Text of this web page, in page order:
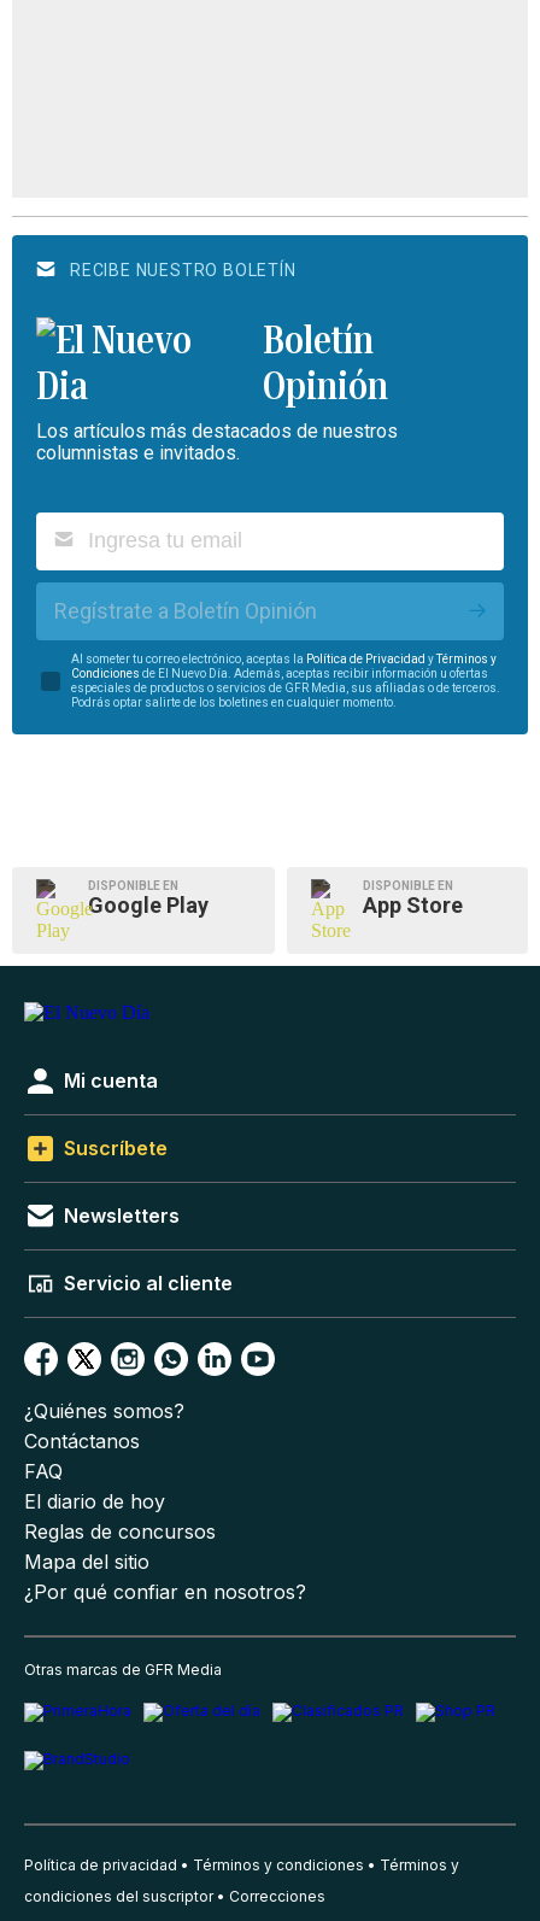
RECIBE NUESTRO BOLETÍN
Boletín
Opinión
Los artículos más destacados de nuestros
columnistas e invitados.
Regístrate a Boletín Opinión
Al someter tu correo electrónico, aceptas la Política de Privacidad yTérminos y
Condiciones de El Nuevo Día. Además, aceptas recibir información u ofertas
especiales de productos o servicios de GFR Media, sus afiliadas o de terceros.
Podrás optar salirte de los boletines en cualquier momento.
DISPONIBLE EN
Google Play
DISPONIBLE EN
App Store
Mi cuenta
Suscríbete
Newsletters
Servicio al cliente
¿Quiénes somos?
Contáctanos
FAQ
El diario de hoy
Reglas de concursos
Mapa del sitio
¿Por qué confiar en nosotros?
Otras marcas de GFR Media
Política de privacidad Términos y condiciones
Términos y
condiciones del suscriptor
Correcciones